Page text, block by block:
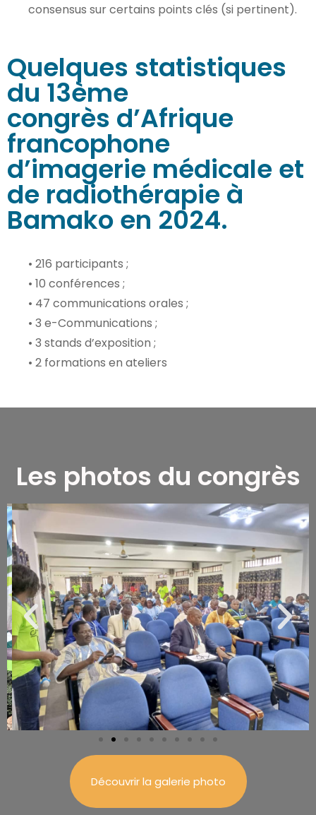
consensus sur certains points clés (si pertinent).
Quelques statistiques
du 13ème
congrès d’Afrique
francophone
d’imagerie médicale et
de radiothérapie à
Bamako en 2024.
• 216 participants ;
• 10 conférences ;
• 47 communications orales ;
• 3 e-Communications ;
• 3 stands d’exposition ;
• 2 formations en ateliers
Les photos du congrès
Découvrir la galerie photo